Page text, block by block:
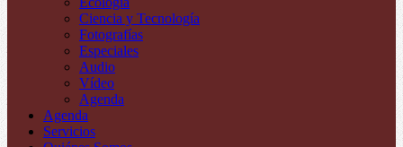
Ciencia y Tecnología
Fotografías
Especiales
Audio
Vídeo
Agenda
Agenda
Servicios